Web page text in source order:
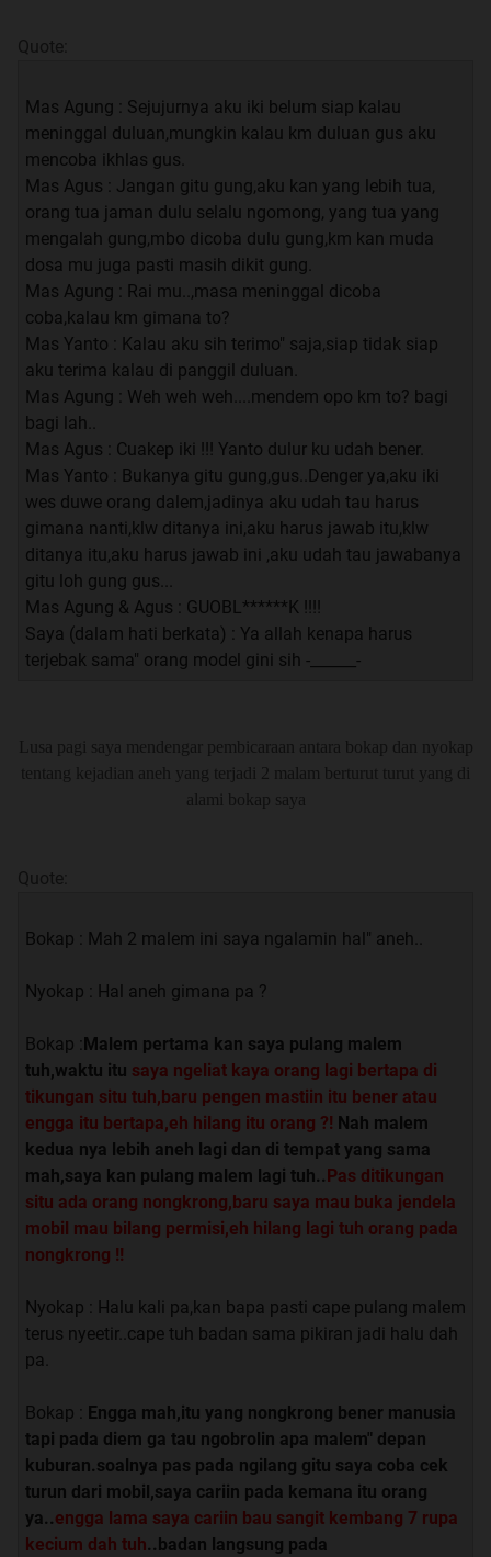
Quote:
Ini dia obat penghilang rasa kentang kalian thread ke
dua ane 40 Hari Menuju KayanganTerima Kasih.
UPDATE SETIAP MALAM JUMAT KLIWON
MOHON DISHARE YA GAN KALAU TIDAK
KEBERATAN
TERIMA KASIH YANG SUDAH MAMPIR DI THREAD
SAYA INI
Quote:
Mas Agung : Sejujurnya aku iki belum siap kalau
meninggal duluan,mungkin kalau km duluan gus aku
mencoba ikhlas gus.
Mas Agus : Jangan gitu gung,aku kan yang lebih tua,
orang tua jaman dulu selalu ngomong, yang tua yang
mengalah gung,mbo dicoba dulu gung,km kan muda
dosa mu juga pasti masih dikit gung.
Mas Agung : Rai mu..,masa meninggal dicoba
coba,kalau km gimana to?
Mas Yanto : Kalau aku sih terimo" saja,siap tidak siap
aku terima kalau di panggil duluan.
Mas Agung : Weh weh weh....mendem opo km to? bagi
bagi lah..
Mas Agus : Cuakep iki !!! Yanto dulur ku udah bener.
Mas Yanto : Bukanya gitu gung,gus..Denger ya,aku iki
wes duwe orang dalem,jadinya aku udah tau harus
gimana nanti,klw ditanya ini,aku harus jawab itu,klw
ditanya itu,aku harus jawab ini ,aku udah tau jawabanya
gitu loh gung gus...
Mas Agung & Agus : GUOBL******K !!!!
Saya (dalam hati berkata) : Ya allah kenapa harus
terjebak sama" orang model gini sih -______-
Lusa pagi saya mendengar pembicaraan antara bokap dan nyokap
tentang kejadian aneh yang terjadi 2 malam berturut turut yang di
alami bokap saya
Quote:
Bokap : Mah 2 malem ini saya ngalamin hal" aneh..
Nyokap : Hal aneh gimana pa ?
Bokap : Malem pertama kan saya pulang malem
tuh,waktu itu saya ngeliat kaya orang lagi bertapa di
tikungan situ tuh,baru pengen mastiin itu bener atau
engga itu bertapa,eh hilang itu orang ?! Nah malem
kedua nya lebih aneh lagi dan di tempat yang sama
mah,saya kan pulang malem lagi tuh..Pas ditikungan
situ ada orang nongkrong,baru saya mau buka jendela
mobil mau bilang permisi,eh hilang lagi tuh orang pada
nongkrong !!
Nyokap : Halu kali pa,kan bapa pasti cape pulang malem
terus nyeetir..cape tuh badan sama pikiran jadi halu dah
pa.
Bokap : Engga mah,itu yang nongkrong bener manusia
tapi pada diem ga tau ngobrolin apa malem" depan
kuburan.soalnya pas pada ngilang gitu saya coba cek
turun dari mobil,saya cariin pada kemana itu orang
ya..engga lama saya cariin bau sangit kembang 7 rupa
kecium dah tuh..badan langsung pada